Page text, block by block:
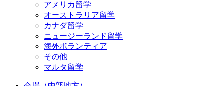
アメリカ留学
オーストラリア留学
カナダ留学
ニュージーランド留学
海外ボランティア
その他
マルタ留学